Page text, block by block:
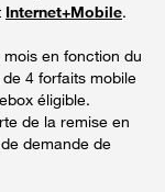
Internet+Mobile.
en fonction du
4 forfaits mobile
éligible.
de la remise en
demande de